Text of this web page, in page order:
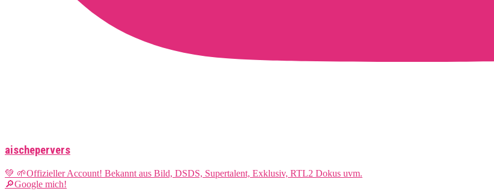
aischepervers
💚 🌱Offizieller Account! Bekannt aus Bild, DSDS, Supertalent, Exklusiv, RTL2 Dokus uvm.
🔎Google mich!